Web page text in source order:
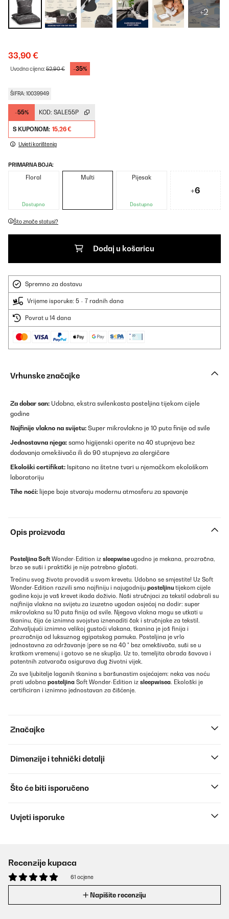
+2
33,90 €
Uvodna cijena:52,90 € -35%
ŠIFRA: 10039949
-55% KOD: SALE55P
S KUPONOM: 15,26 €
Uvjeti korištenja
PRIMARNA BOJA:
Floral
Dostupno
Multi Pijesak
Dostupno
+6
Što znače statusi?
Dodaj u košaricu
Spremno za dostavu
Vrijeme isporuke: 5 - 7 radnih dana
Povrat u 14 dana
Vrhunske značajke
Za dobar san: Udobna, ekstra svilenkasta posteljina tijekom cijele
godine
Najfinije vlakno na svijetu: Super mikrovlakno je 10 puta finije od svile
Jednostavna njega: samo higijenski operite na 40 stupnjeva bez
dodavanja omekšivača ili do 90 stupnjeva za alergičare
Ekološki certifikat: Ispitano na štetne tvari u njemačkom ekološkom
laboratoriju
Tihe noći: lijepe boje stvaraju modernu atmosferu za spavanje
Opis proizvoda
Posteljina SoftWonder-Edition iz sleepwiseugodno je mekana, prozračna,
brzo se suši i praktički je nije potrebno glačati.
Trećinu svog života provodiš u svom krevetu. Udobno se smjestite! Uz Soft
Wonder-Edition razvili smo najfiniju i najugodniju posteljinu tijekom cijele
godine koju je vaš krevet ikada doživio. Naši stručnjaci za tekstil odabrali su
najfinija vlakna na svijetu za izuzetno ugodan osjećaj na dodir: super
mikrovlakna su 10 puta finija od svile. Njegova vlakna mogu se utkati u
tkaninu, čija će iznimna svojstva iznenaditi čak i stručnjake za tekstil.
Zahvaljujući iznimno velikoj gustoći vlakana, tkanina je još finija i
prozračnija od luksuznog egipatskog pamuka. Posteljina je vrlo
jednostavna za održavanje (pere se na 40 ° bez omekšivača, suši se u
kratkom vremenu) i gotovo se ne skuplja. Uz to, temeljita obrada šavova i
patentnih zatvarača osigurava dug životni vijek.
Za sve ljubitelje laganih tkanina s baršunastim osjećajem: neka vas noću
prati udobna posteljina Soft Wonder-Edition iz sleepwisea. Ekološki je
certificiran i iznimno jednostavan za čišćenje.
Značajke
Dimenzije i tehnički detalji
Što će biti isporučeno
Uvjeti isporuke
Recenzije kupaca
61 ocjene
Napišite recenziju